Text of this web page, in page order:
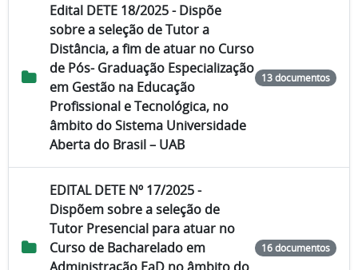
Edital DETE 18/2025 - Dispõe
sobre a seleção de Tutor a
Distância, a fim de atuar no Curso
de Pós- Graduação Especialização
em Gestão na Educação
Profissional e Tecnológica, no
âmbito do Sistema Universidade
Aberta do Brasil – UAB
13 documentos
EDITAL DETE Nº 17/2025 -
Dispõem sobre a seleção de
Tutor Presencial para atuar no
Curso de Bacharelado em
16 documentos